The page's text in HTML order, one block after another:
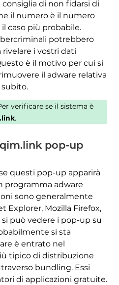
di non fidarsi di
il numero è il numero
caso più probabile.
potrebbero
i vostri dati
è il motivo per cui si
il adware relativa
verificare se il sistema è
.
pop-up
questi pop-up apparirà
programma adware
sono generalmente
Explorer, Mozilla Firefox,
si può vedere i pop-up su
si sta
è entrato nel
tipico di distribuzione
bundling. Essi
di applicazioni gratuite.